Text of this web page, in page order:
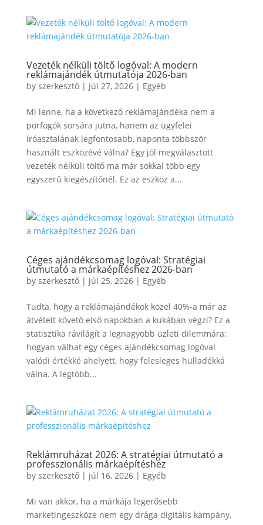
Vezeték nélküli töltő logóval: A modern
reklámajándék útmutatója 2026-ban
by szerkesztő| júl 27, 2026| Egyéb
Mi lenne, ha a következő reklámajándéka nem a
porfogók sorsára jutna, hanem az ügyfelei
íróasztalának legfontosabb, naponta többször
használt eszközévé válna? Egy jól megválasztott
vezeték nélküli töltő ma már sokkal több egy
egyszerű kiegészítőnél. Ez az eszköz a...
Céges ajándékcsomag logóval: Stratégiai
útmutató a márkaépítéshez 2026-ban
by szerkesztő| júl 25, 2026| Egyéb
Tudta, hogy a reklámajándékok közel 40%-a már az
átvételt követő első napokban a kukában végzi? Ez a
statisztika rávilágít a legnagyobb üzleti dilemmára:
hogyan válhat egy céges ajándékcsomag logóval
valódi értékké ahelyett, hogy felesleges hulladékká
válna. A legtöbb...
Reklámruházat 2026: A stratégiai útmutató a
professzionális márkaépítéshez
by szerkesztő| júl 16, 2026| Egyéb
Mi van akkor, ha a márkája legerősebb
marketingeszköze nem egy drága digitális kampány,